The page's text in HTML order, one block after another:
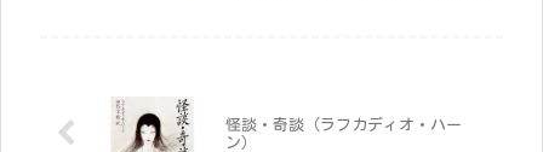
怪談・奇談（ラフカディオ・ハー
ン）